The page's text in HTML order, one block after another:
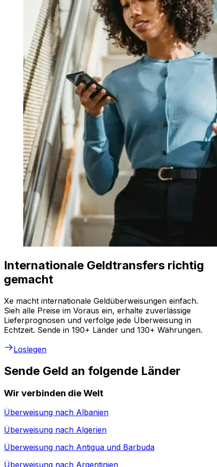
Internationale Geldtransfers richtig
gemacht
Xe macht internationale Geldüberweisungen einfach.
Sieh alle Preise im Voraus ein, erhalte zuverlässige
Lieferprognosen und verfolge jede Überweisung in
Echtzeit. Sende in 190+ Länder und 130+ Währungen.
Loslegen
Sende Geld an folgende Länder
Wir verbinden die Welt
Überweisung nach Albanien
Überweisung nach Algerien
Überweisung nach Antigua und Barbuda
Überweisung nach Argentinien